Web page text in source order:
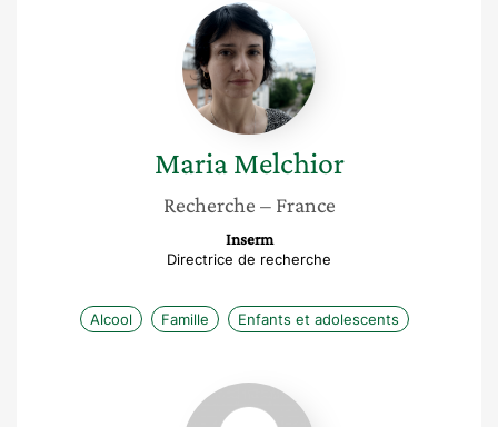
Maria
Melchior
Maria Melchior
Recherche – France
Inserm
Directrice de recherche
Alcool Famille Enfants et adolescents
Lyson
Marcoux